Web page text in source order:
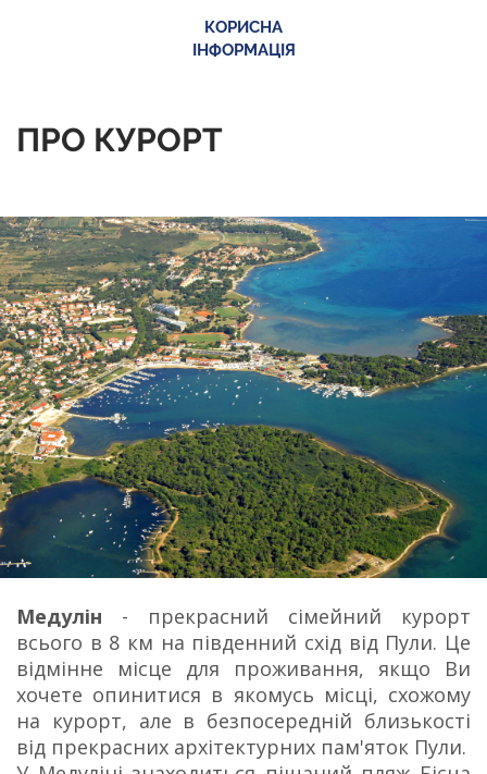
КОРИСНА
ІНФОРМАЦІЯ
ПРО КУРОРТ
Медулін - прекрасний сімейний курорт
всього в 8 км на південний схід від Пули. Це
відмінне місце для проживання, якщо Ви
хочете опинитися в якомусь місці, схожому
на курорт, але в безпосередній близькості
від прекрасних архітектурних пам'яток Пули.